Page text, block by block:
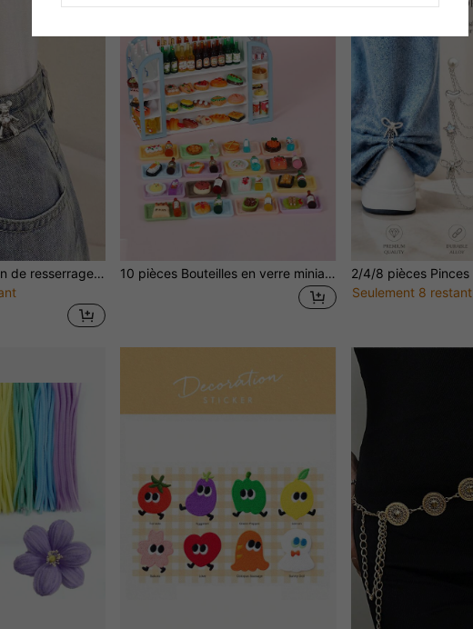
2 pièces/set Bouton de resserrage de ceinture pour pantalons avec design mignon d'ours
10 pièces Bouteilles en verre miniatures avec 10 pièces Nourriture jouet miniature Été, École
Seulement 8 restant